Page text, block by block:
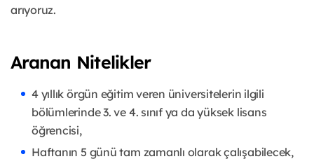
arıyoruz.
Aranan Nitelikler
4 yıllık örgün eğitim veren üniversitelerin ilgili
bölümlerinde 3. ve 4. sınıf ya da yüksek lisans
öğrencisi,
Haftanın 5 günü tam zamanlı olarak çalışabilecek,